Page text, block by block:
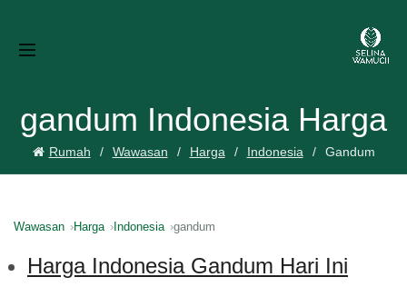
gandum Indonesia Harga
Rumah Wawasan Harga Indonesia Gandum
Wawasan Harga Indonesia gandum
Harga Indonesia Gandum Hari Ini